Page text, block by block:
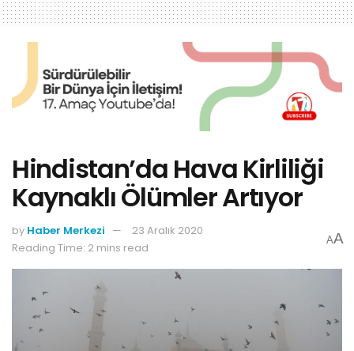
Hindistan’da Hava Kirliliği
Kaynaklı Ölümler Artıyor
by Haber Merkezi
23 Aralık 2020
Reading Time: 2 mins read
AA